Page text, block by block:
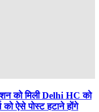
को मिली Delhi HC को
ऐसे पोस्ट हटाने होंगे